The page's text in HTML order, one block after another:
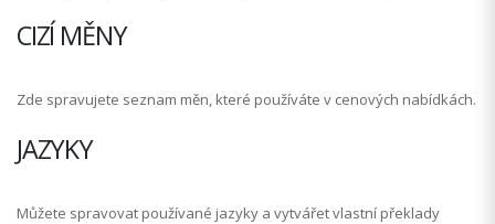
CIZÍ MĚNY
Zde spravujete seznam měn, které používáte v cenových nabídkách.
JAZYKY
Můžete spravovat používané jazyky a vytvářet vlastní překlady